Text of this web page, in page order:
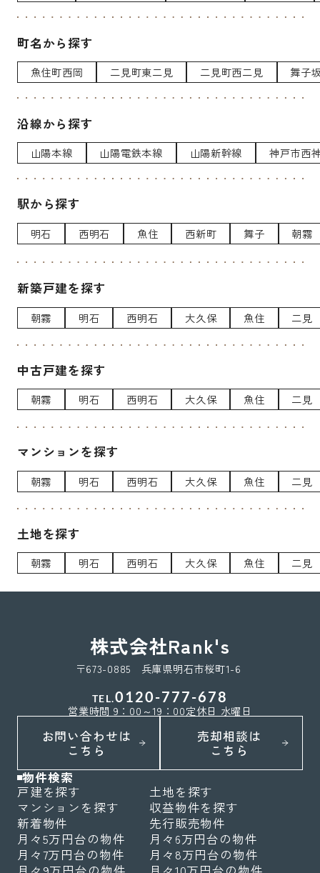
町名から探す
魚住町西岡 二見町東二見 二見町西二見 舞子
沿線から探す
山陽本線 山陽電鉄本線 山陽新幹線 神戸市西
駅から探す
明石 西明石 魚住 西新町 舞子 朝霧
新築戸建を探す
朝霧 明石 西明石 大久保 魚住 二見
中古戸建を探す
朝霧 明石 西明石 大久保 魚住 二見
マンションを探す
朝霧 明石 西明石 大久保 魚住 二見
土地を探す
朝霧 明石 西明石 大久保 魚住 二見
株式会社Rank's
〒673-0885 兵庫県明石市桜町1-6
TEL.0120-777-678
営業時間 9：00～19：00定休日 水曜日
お問い合わせは
こちら
売却相談は
こちら
物件検索
戸建を探す
土地を探す
マンションを探す
収益物件を探す
新着物件
先行販売物件
月々5万円台の物件
月々6万円台の物件
月々7万円台の物件
月々8万円台の物件